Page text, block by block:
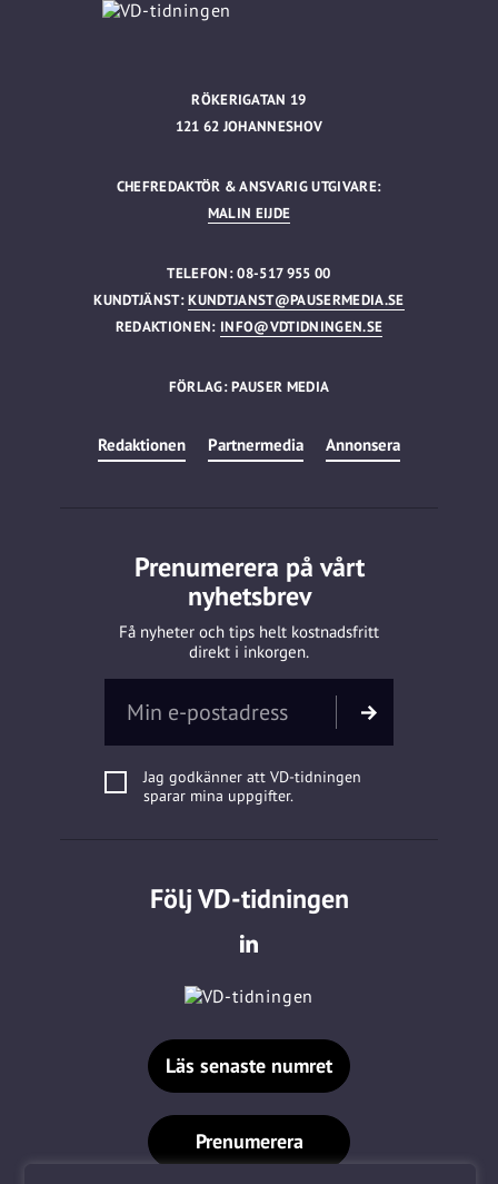
RÖKERIGATAN 19
121 62 JOHANNESHOV
CHEFREDAKTÖR & ANSVARIG UTGIVARE:
MALIN EIJDE
TELEFON: 08-517 955 00
KUNDTJÄNST:KUNDTJANST@PAUSERMEDIA.SE
REDAKTIONEN: INFO@VDTIDNINGEN.SE
FÖRLAG: PAUSER MEDIA
Redaktionen Partnermedia Annonsera
Prenumerera på vårt
nyhetsbrev
Få nyheter och tips helt kostnadsfritt
direkt i inkorgen.
Jag godkänner att VD-tidningen
sparar mina uppgifter.
Följ VD-tidningen
Läs senaste numret
Prenumerera